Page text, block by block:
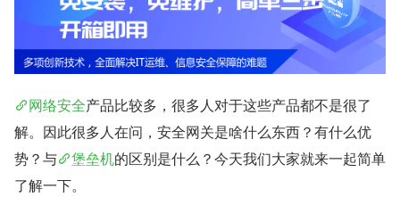
网络安全产品比较多，很多人对于这些产品都不是很了
解。因此很多人在问，安全网关是啥什么东西？有什么优
势？与
堡垒机的区别是什么？今天我们大家就来一起简单
了解一下。